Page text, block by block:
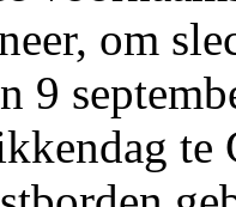
om
9
te